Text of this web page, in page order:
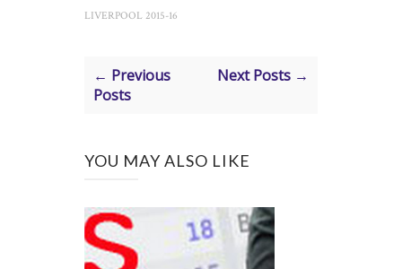
LIVERPOOL 2015-16
← Previous
Posts
Next Posts →
YOU MAY ALSO LIKE